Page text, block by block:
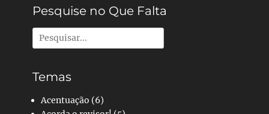
Pesquise no Que Falta
Pesquisar
por:
Temas
Acentuação (6)